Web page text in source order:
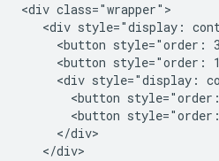
<div class="wrapper">
<div style="display:
<button style="order:
<button style="order:
<div style="display:
<button
<button
     </div>
   </div>